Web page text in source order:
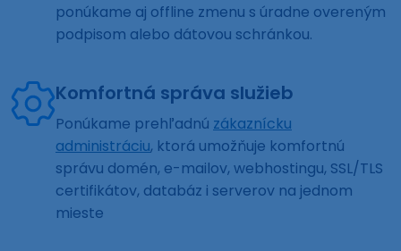
ponúkame aj offline zmenu s úradne overeným
podpisom alebo dátovou schránkou.
Komfortná správa služieb
Ponúkame prehľadnú zákaznícku
administráciu, ktorá umožňuje komfortnú
správu domén, e-mailov, webhostingu, SSL/TLS
certifikátov, databáz i serverov na jednom
mieste